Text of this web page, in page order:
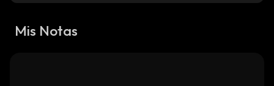
Mis Notas